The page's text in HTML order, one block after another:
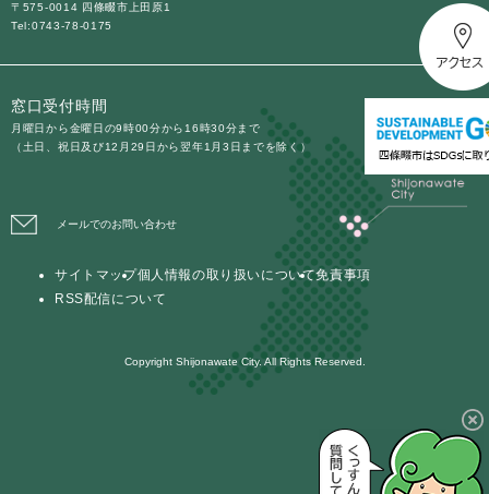
〒575-0014 四條畷市上田原1
Tel:0743-78-0175
窓口受付時間
月曜日から金曜日の9時00分から16時30分まで
（土日、祝日及び12月29日から翌年1月3日までを除く）
メールでのお問い合わせ
サイトマップ個人情報の取り扱いについて免責事項
RSS配信について
Copyright Shijonawate City. All Rights Reserved.